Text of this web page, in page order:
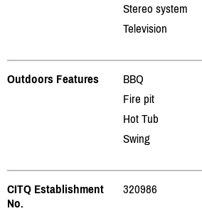
Stereo system
Television
Outdoors Features
BBQ
Fire pit
Hot Tub
Swing
CITQ Establishment
No.
320986